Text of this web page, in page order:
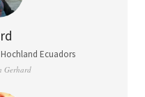
Ecuadors
Gerhard